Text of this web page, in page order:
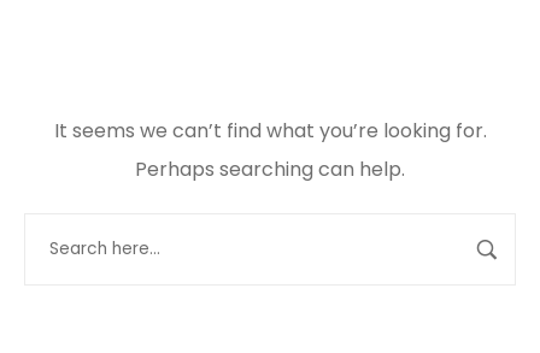
It seems we can’t find what you’re looking for.
Perhaps searching can help.